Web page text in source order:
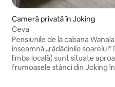
Cameră privată în Joking
Ceva
Pensiunile de la cabana
înseamnă „rădăcinile soarelui”
limba locală) sunt situate
frumoasele stânci din Joking